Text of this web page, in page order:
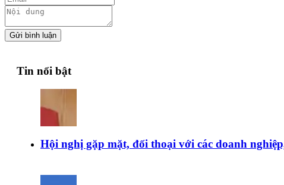
Gửi bình luận
Tin nổi bật
Hội nghị gặp mặt, đối thoại với các doanh